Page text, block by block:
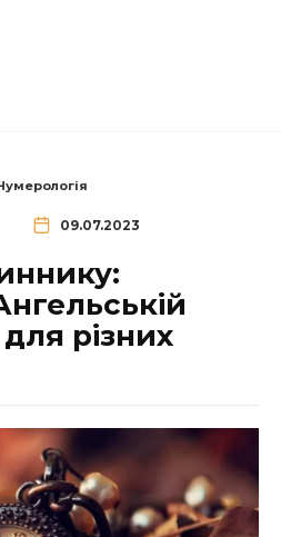
09.07.2023
різних